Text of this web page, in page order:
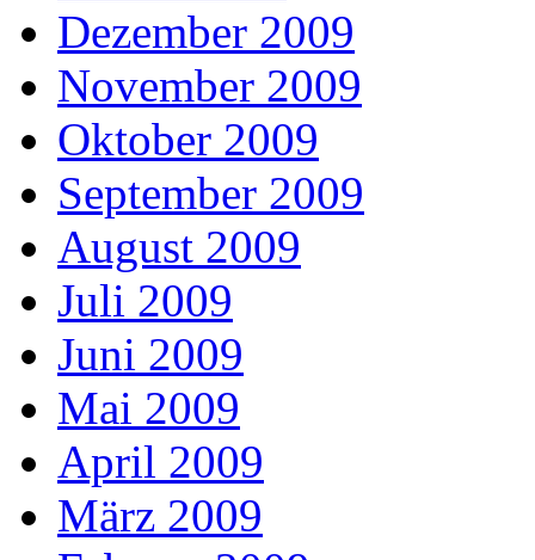
Dezember 2009
November 2009
Oktober 2009
September 2009
August 2009
Juli 2009
Juni 2009
Mai 2009
April 2009
März 2009